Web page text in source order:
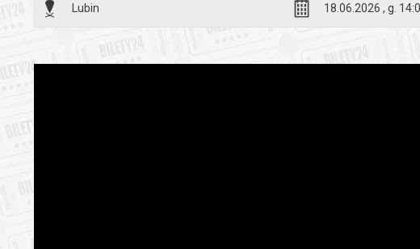
Lubin 18.06.2026 , g.